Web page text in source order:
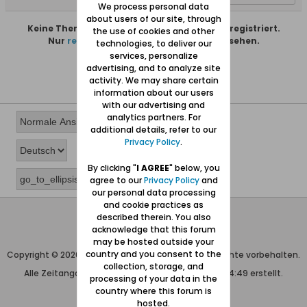
Keine Themen gefunden oder du bist nicht registriert.
Nur registrierte Benutzerkönnen alles sehen.
Wolfgang Naujocks MMXXVI
Powered byvBulletin®
Copyright © 2026 MH Sub I, LLC dba vBulletin. Alle Rechte vorbehalten.
Alle Zeitangaben in WEZ+1. Die Seite wurde um 04:49 erstellt.
We process personal data
about users of our site, through
the use of cookies and other
technologies, to deliver our
services, personalize
advertising, and to analyze site
activity. We may share certain
information about our users
with our advertising and
analytics partners. For
additional details, refer to our
Privacy Policy.
By clicking "I AGREE" below, you
agree to ourPrivacy Policyand
our personal data processing
and cookie practices as
described therein. You also
acknowledge that this forum
may be hosted outside your
country and you consent to the
collection, storage, and
processing of your data in the
country where this forum is
hosted.